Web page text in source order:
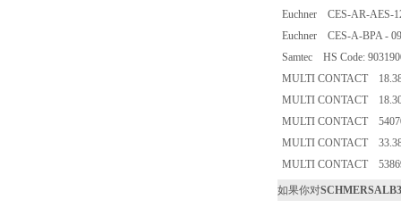
Euchner CES-AR-AES-
Euchner CES-A-BPA -
Samtec HS Code:
MULTI CONTACT
MULTI CONTACT
MULTI CONTACT
MULTI CONTACT
MULTI CONTACT
如果你对